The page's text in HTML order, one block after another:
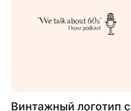
Винтажный логотип с